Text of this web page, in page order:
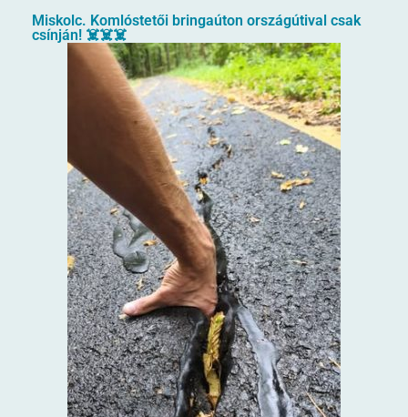
Miskolc. Komlóstetői bringaúton országútival csak
csínján! ☠️☠️☠️